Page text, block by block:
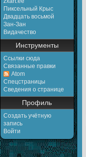
Пиксельный Крыс
Двадцать восьмой
Зан-Зан
Видачество
Инструменты
Ссылки сюда
Связанные правки
Atom
Спецстраницы
Сведения о странице
Профиль
Создать учётную
запись
Войти